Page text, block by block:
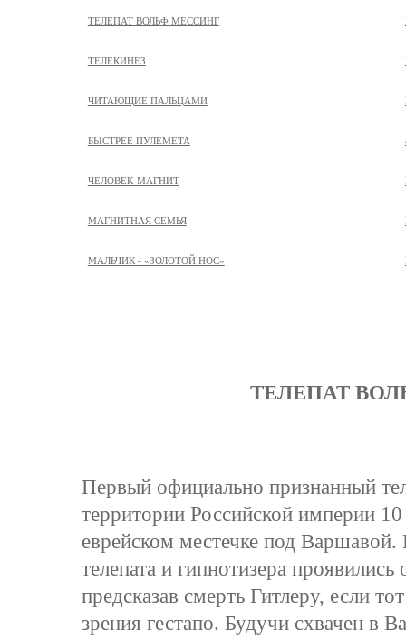
ТЕЛЕПАТ ВОЛЬФ МЕССИНГ
ТЕЛЕКИНЕЗ
ЧИТАЮЩИЕ ПАЛЬЦАМИ
БЫСТРЕЕ ПУЛЕМЕТА
ЧЕЛОВЕК-МАГНИТ
МАГНИТНАЯ СЕМЬЯ
МАЛЬЧИК - «ЗОЛОТОЙ НОС»
ТЕЛЕПАТ
Первый официально признанный
территории Российской империи
еврейском местечке под Варшавой.
телепата и гипнотизера
предсказав смерть Гитлеру, если
зрения гестапо. Будучи схвачен в